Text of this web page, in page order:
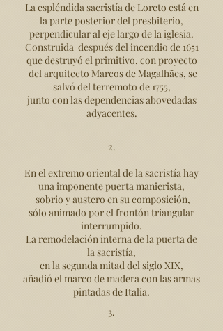
La espléndida sacristía de Loreto está en
la parte posterior del presbiterio,
perpendicular al eje largo de la iglesia.
Construida después del incendio de 1651
que destruyó el primitivo, con proyecto
del arquitecto Marcos de Magalhães, se
salvó del terremoto de 1755,
junto con las dependencias abovedadas
adyacentes.
2.
En el extremo oriental de la sacristía hay
una imponente puerta manierista,
sobrio y austero en su composición,
sólo animado por el frontón triangular
interrumpido.
La remodelación interna de la puerta de
la sacristía,
en la segunda mitad del siglo XIX,
añadió el marco de madera con las armas
pintadas de Italia.
3.